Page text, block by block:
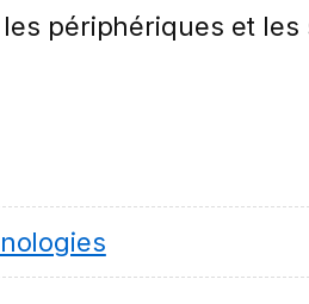
périphériques et les